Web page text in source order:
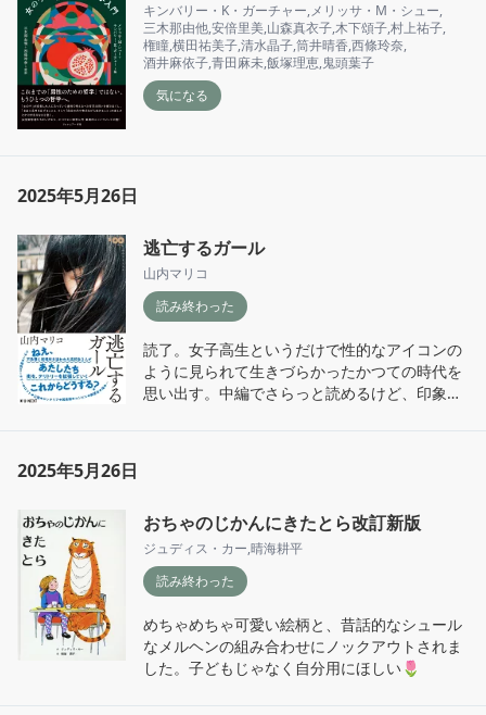
キンバリー・K・ガーチャー,メリッサ・M・シュー,
三木那由他,安倍里美,山森真衣子,木下頌子,村上祐子,
権瞳,横田祐美子,清水晶子,筒井晴香,西條玲奈,
酒井麻依子,青田麻未,飯塚理恵,鬼頭葉子
気になる
2025年5月26日
逃亡するガール
山内マリコ
読み終わった
読了。女子高生というだけで性的なアイコンの
ように見られて生きづらかったかつての時代を
思い出す。中編でさらっと読めるけど、印象は
2025年5月26日
おちゃのじかんにきたとら改訂新版
ジュディス・カー,晴海耕平
読み終わった
めちゃめちゃ可愛い絵柄と、昔話的なシュール
なメルヘンの組み合わせにノックアウトされま
した。子どもじゃなく自分用にほしい🌷